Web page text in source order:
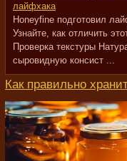
лайфхака
Honeyfine подготовил
Узнайте, как отличить
Проверка текстуры
сыровидную консист ...
Как правильно